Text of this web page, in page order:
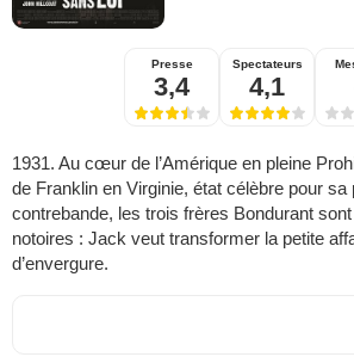
Presse
3,4
Spectateurs
4,1
1931. Au cœur de l’Amérique en pleine
de Franklin en Virginie, état célèbre pour sa
contrebande, les trois frères Bondurant
notoires : Jack veut transformer la petite
d’envergure.